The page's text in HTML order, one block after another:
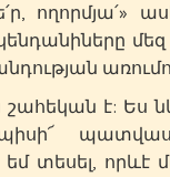
ողորմյա՛»
է: Ես
եմ տեսել, որևէ